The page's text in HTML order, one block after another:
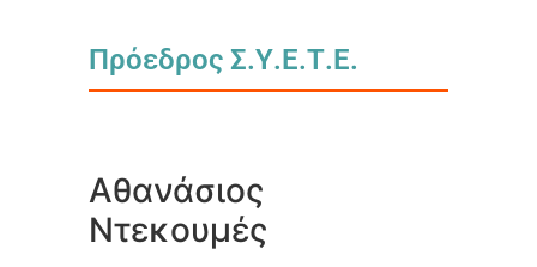
Πρόεδρος Σ.Υ.Ε.Τ.Ε.
Αθανάσιος
Ντεκουμές